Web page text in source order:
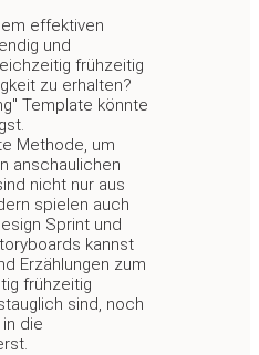
effektiven
und
frühzeitig
zu erhalten?
Template könnte
Methode, um
anschaulichen
nicht nur aus
spielen auch
Sprint und
kannst
Erzählungen zum
frühzeitig
sind, noch
die